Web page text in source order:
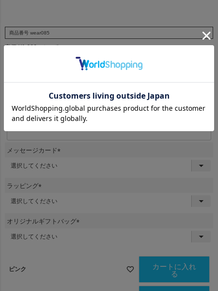
商品番号 wear085
定価 ¥1,680のところ
1,000税込
(
必
須
ししゅうするお名前
メッセージカード
ラッピング
必
)
オリジナルギフトバッグ
ピンク
カートに入れ
る